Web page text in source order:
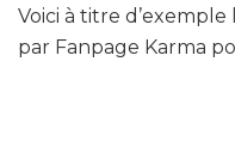
Voici à titre
par Fanpage Karma